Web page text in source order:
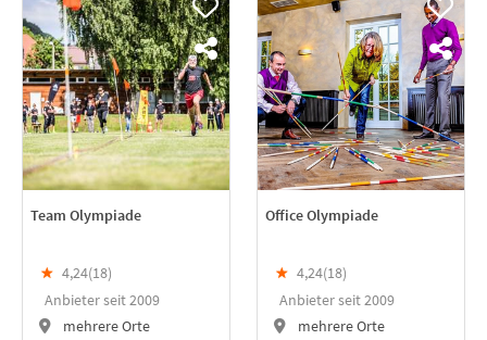
Team Olympiade
★ 4,24(18)
Anbieter seit 2009
mehrere Orte
Office Olympiade
★ 4,24(18)
Anbieter seit 2009
mehrere Orte